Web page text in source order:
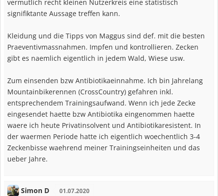
vermutlich recht kleinen Nutzerkreis eine statistisch
signifiktante Aussage treffen kann.
Kleidung und die Tipps von Maggus sind def. mit die besten
Praeventivmassnahmen. Impfen und kontrollieren. Zecken
gibt es naemlich eigentlich in jedem Wald, Wiese usw.
Zum einsenden bzw Antibiotikaeinnahme. Ich bin Jahrelang
Mountainbikerennen (CrossCountry) gefahren inkl.
entsprechendem Trainingsaufwand. Wenn ich jede Zecke
eingesendet haette bzw Antibiotika eingenommen haette
waere ich heute Privatinsolvent und Antibiotikaresistent. In
der waermen Periode hatte ich eigentlich woechentlich 3-4
Zeckenbisse waehrend meiner Trainingseinheiten und das
ueber Jahre.
Simon D 01.07.2020